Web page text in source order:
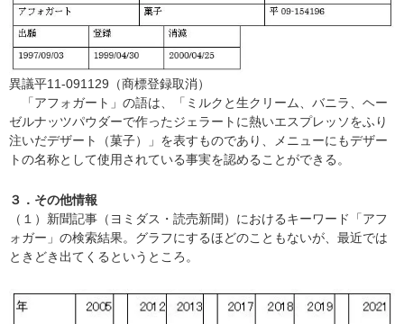
異議平11-091129（商標登録取消）
「アフォガート」の語は、「ミルクと生クリーム、バニラ、ヘー
ゼルナッツパウダーで作ったジェラートに熱いエスプレッソをふり
注いだデザート（菓子）」を表すものであり、メニューにもデザー
トの名称として使用されている事実を認めることができる。
３．その他情報
（１）新聞記事（ヨミダス・読売新聞）におけるキーワード「アフ
ォガー」の検索結果。グラフにするほどのこともないが、最近では
ときどき出てくるというところ。